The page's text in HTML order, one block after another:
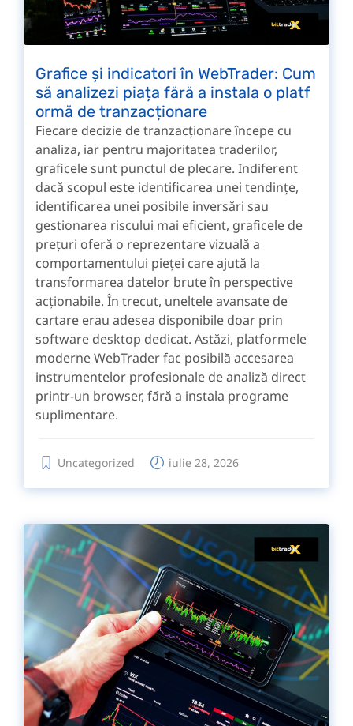
Grafice și indicatori în WebTrader: Cum
să analizezi piața fără a instala o platf
ormă de tranzacționare
Fiecare decizie de tranzacționare începe cu
analiza, iar pentru majoritatea traderilor,
graficele sunt punctul de plecare. Indiferent
dacă scopul este identificarea unei tendințe,
identificarea unei posibile inversări sau
gestionarea riscului mai eficient, graficele de
prețuri oferă o reprezentare vizuală a
comportamentului pieței care ajută la
transformarea datelor brute în perspective
acționabile. În trecut, uneltele avansate de
cartare erau adesea disponibile doar prin
software desktop dedicat. Astăzi, platformele
moderne WebTrader fac posibilă accesarea
instrumentelor profesionale de analiză direct
printr-un browser, fără a instala programe
suplimentare.
Uncategorized iulie 28, 2026